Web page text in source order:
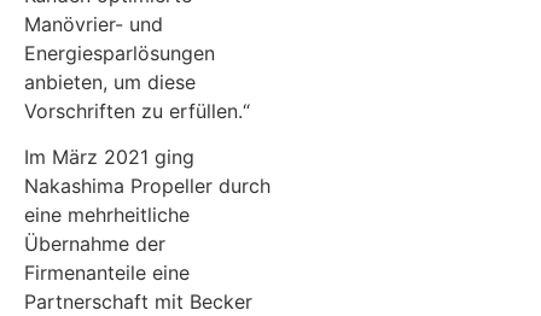
Manövrier- und
Energiesparlösungen
anbieten, um diese
Vorschriften zu erfüllen.“
Im März 2021 ging
Nakashima Propeller durch
eine mehrheitliche
Übernahme der
Firmenanteile eine
Partnerschaft mit Becker